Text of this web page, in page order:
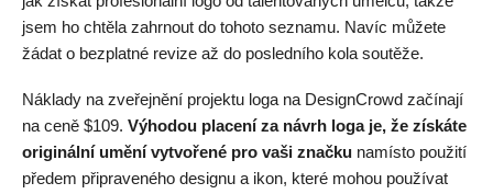
jsem ho chtěla zahrnout do tohoto seznamu. Navíc můžete
žádat o bezplatné revize až do posledního kola soutěže.
Náklady na zveřejnění projektu loga na DesignCrowd začínají
na ceně $109. Výhodou placení za návrh loga je, že získáte
originální umění vytvořené pro vaši značku namísto použití
předem připraveného designu a ikon, které mohou používat